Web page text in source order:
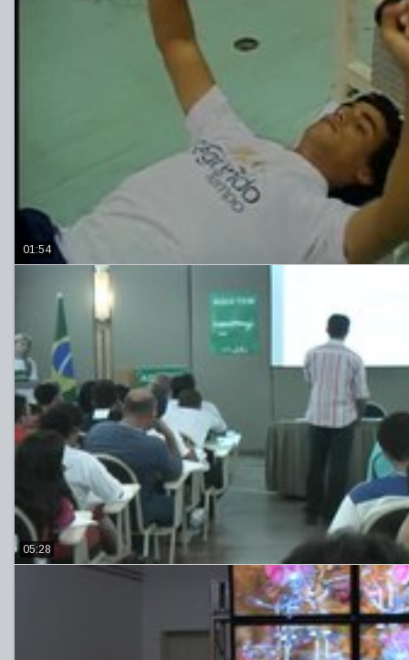
01:54
05:28